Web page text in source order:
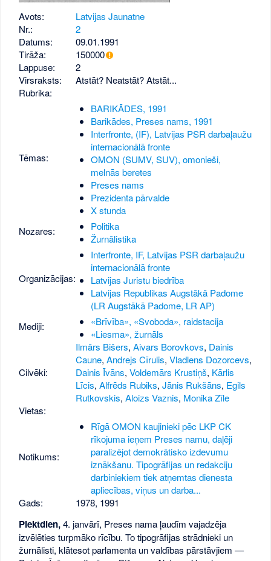
Avots:
Latvijas Jaunatne
Nr.:
2
Datums:
09.01.1991
Tirāža:
150000
Lappuse:
2
Virsraksts:
Atstāt? Neatstāt? Atstāt...
Rubrika:
Tēmas:
BARIKĀDES, 1991
Barikādes, Preses nams, 1991
Interfronte, (IF), Latvijas PSR darbaļaužu
internacionālā fronte
OMON (SUMV, SUV), omonieši,
melnās beretes
Preses nams
Prezidenta pārvalde
X stunda
Nozares:
Politika
Žurnālistika
Organizācijas:
Interfronte, IF, Latvijas PSR darbaļaužu
internacionālā fronte
Latvijas Juristu biedrība
Latvijas Republikas Augstākā Padome
(LR Augstākā Padome, LR AP)
Mediji:
«Brīvība», «Svoboda», raidstacija
«Liesma», žurnāls
Cilvēki:
Ilmārs Bišers,Aivars Borovkovs, Dainis
Caune,Andrejs Cīrulis,Vladlens Dozorcevs,
Dainis Īvāns,Voldemārs Krustiņš, Kārlis
Līcis,Alfrēds Rubiks,Jānis Rukšāns, Egils
Rutkovskis,Aloizs Vaznis, Monika Zīle
Vietas:
Notikums:
Rīgā OMON kaujinieki pēc LKP CK
rīkojuma ieņem Preses namu, daļēji
paralizējot demokrātisko izdevumu
iznākšanu. Tipogrāfijas un redakciju
darbiniekiem tiek atņemtas dienesta
apliecības, viņus un darba...
Gads:
1978, 1991
Piektdien,4. janvārī, Preses nama ļaudīm vajadzēja
izvēlēties turpmāko rīcību. To tipogrāfijas strādnieki un
žurnālisti, klātesot parlamenta un valdības pārstāvjiem —